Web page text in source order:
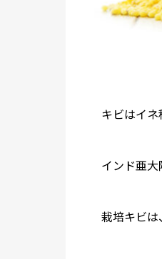
キビはイネ
インド亜大
栽培キビは